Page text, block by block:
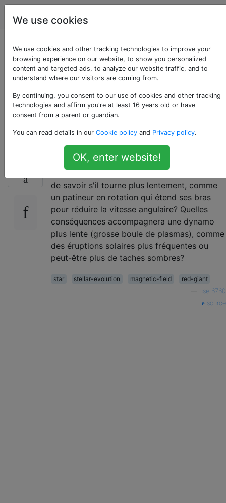
Astronomie
Le Soleil tournera-t-il
plus lentement sous
forme de géante
rouge?
Lorsque le soleil manque d'hydrogène pour
fusionner, sa taille grossit et ma question est
de savoir s'il tourne plus lentement, comme
un patineur en rotation qui étend ses bras
pour réduire la vitesse angulaire? Quelles
conséquences accompagnera une dynamo
plus lente (grosse boule de plasmas), comme
des éruptions solaires plus fréquentes ou
peut-être plus de taches sombres?
star stellar-evolution magnetic-field
red-giant
user6760
source
We use cookies
We use cookies and other tracking technologies to improve your
browsing experience on our website, to show you personalized
content and targeted ads, to analyze our website traffic, and to
understand where our visitors are coming from.
By continuing, you consent to our use of cookies and other tracking
technologies and affirm you're at least 16 years old or have
consent from a parent or guardian.
You can read details in our Cookie policy and Privacy policy.
OK, enter website!